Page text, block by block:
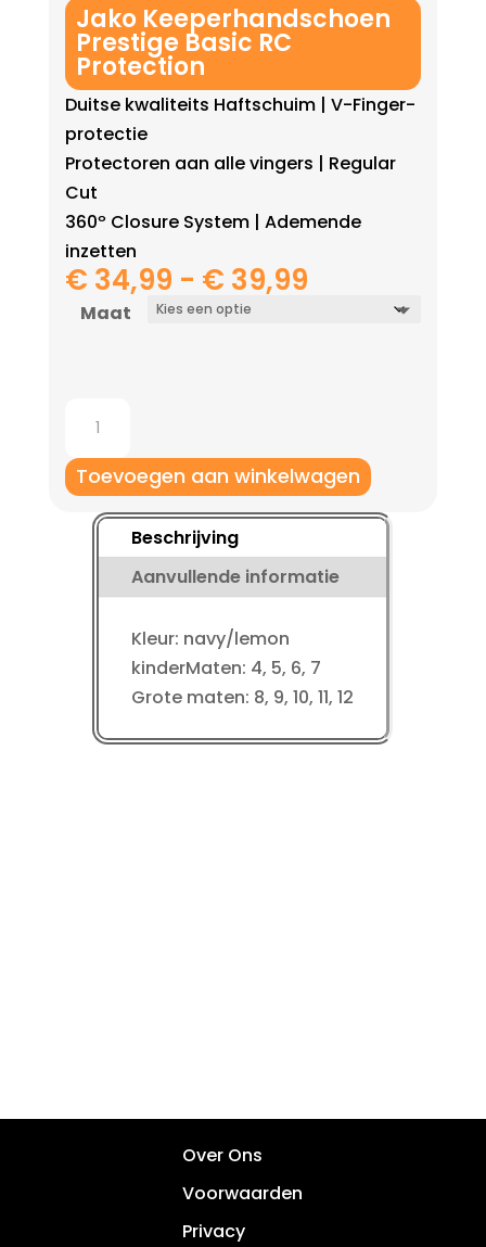
Jako Keeperhandschoen
Prestige Basic RC
Protection
Duitse kwaliteits Haftschuim | V-Finger-
protectie
Protectoren aan alle vingers | Regular
Cut
360º Closure System | Ademende
inzetten
€ 34,99 - € 39,99Prijsklasse:
€ 34,99
Maat
Keeperhandschoen
Prestige
Basic
Protection
Toevoegen aan winkelwagen
Beschrijving
Aanvullende informatie
Kleur: navy/lemon
kinderMaten: 4, 5, 6, 7
Grote maten: 8, 9, 10, 11, 12
Over Ons
Voorwaarden
Privacy